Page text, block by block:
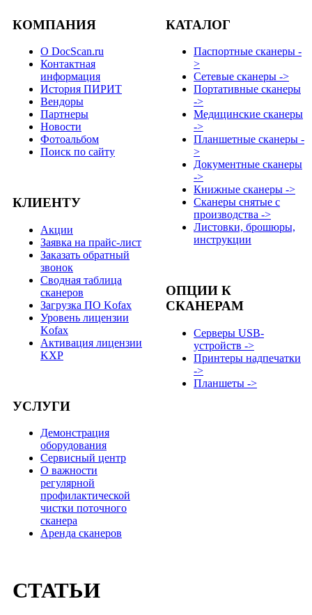
КОМПАНИЯ
О DocScan.ru
Контактная
информация
История ПИРИТ
Вендоры
Партнеры
Новости
Фотоальбом
Поиск по сайту
КЛИЕНТУ
Акции
Заявка на прайс-лист
Заказать обратный
звонок
Сводная таблица
сканеров
Загрузка ПО Kofax
Уровень лицензии
Kofax
Активация лицензии
KXP
УСЛУГИ
Демонстрация
оборудования
Сервисный центр
О важности
регулярной
профилактической
чистки поточного
сканера
Аренда сканеров
КАТАЛОГ
Паспортные сканеры -
>
Сетевые сканеры ->
Портативные сканеры
->
Медицинские сканеры
->
Планшетные сканеры -
>
Документные сканеры
->
Книжные сканеры ->
Сканеры снятые с
производства ->
Листовки, брошюры,
инструкции
ОПЦИИ К
СКАНЕРАМ
Серверы USB-
устройств ->
Принтеры надпечатки
->
Планшеты ->
СТАТЬИ